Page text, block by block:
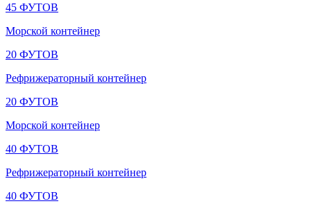
45 ФУТОВ
Морской контейнер
20 ФУТОВ
Рефрижераторный контейнер
20 ФУТОВ
Морской контейнер
40 ФУТОВ
Рефрижераторный контейнер
40 ФУТОВ